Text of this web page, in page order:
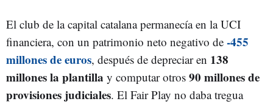
El club de la capital catalana permanecía en la UCI
financiera, con un patrimonio neto negativo de -455
millones de euros, después de depreciar en 138
millones la plantilla y computar otros 90 millones de
provisiones judiciales. El Fair Play no daba tregua